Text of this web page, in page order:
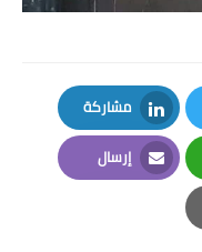
مشاركة
LinkedIn
إرسال
Email